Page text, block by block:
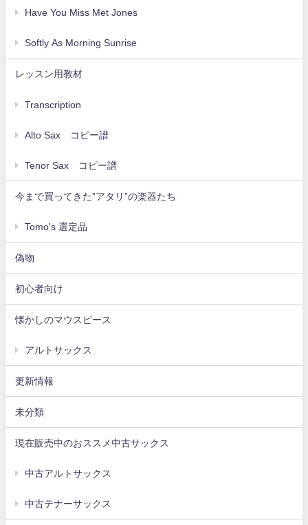
Have You Miss Met Jones
Softly As Morning Sunrise
レッスン用教材
Transcription
Alto Sax コピー譜
Tenor Sax コピー譜
今まで買ってきた”アタリ”の楽器たち
Tomo's 選定品
偽物
初心者向け
懐かしのマウスピース
アルトサックス
更新情報
未分類
現在販売中のおススメ中古サックス
中古アルトサックス
中古テナーサックス